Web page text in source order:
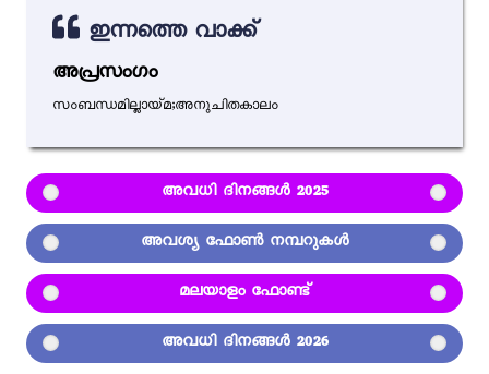
ഇന്നത്തെ വാക്ക്
അപ്രസംഗം
സംബന്ധമില്ലായ്മ;അനുചിതകാലം
അവധി ദിനങ്ങൾ 2025
അവശ്യ ഫോൺ നമ്പറുകൾ
മലയാളം ഫോണ്ട്
അവധി ദിനങ്ങൾ 2026